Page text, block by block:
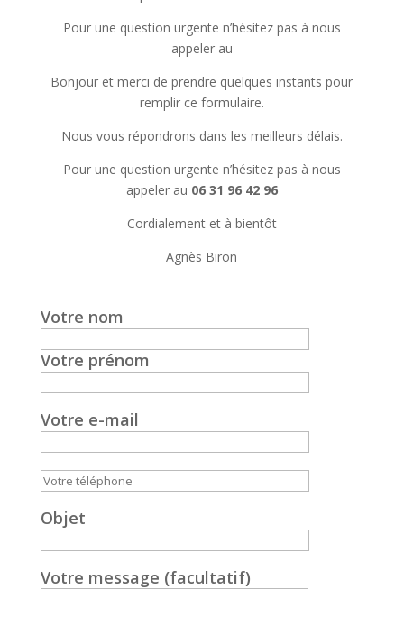
Pour une question urgente n’hésitez pas à nous
appeler au
Bonjour et merci de prendre quelques instants pour
remplir ce formulaire.
Nous vous répondrons dans les meilleurs délais.
Pour une question urgente n’hésitez pas à nous
appeler au 06 31 96 42 96
Cordialement et à bientôt
Agnès Biron
Votre nom
Votre prénom
Votre e-mail
Objet
Votre message (facultatif)